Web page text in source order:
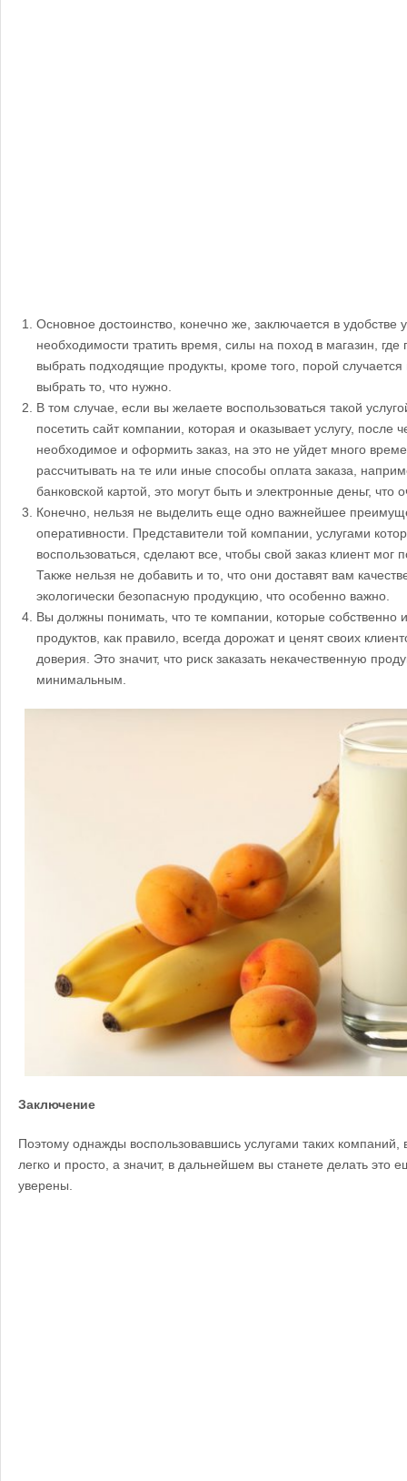
Основное достоинство, конечно же, заключается в удобстве
необходимости тратить время, силы на поход в магазин, где
выбрать подходящие продукты, кроме того, порой случается
выбрать то, что нужно.
В том случае, если вы желаете воспользоваться такой
посетить сайт компании, которая и оказывает услугу, после
необходимое и оформить заказ, на это не уйдет много
рассчитывать на те или иные способы оплата заказа,
банковской картой, это могут быть и электронные деньг, что
Конечно, нельзя не выделить еще одно важнейшее
оперативности. Представители той компании, услугами
воспользоваться, сделают все, чтобы свой заказ клиент мог
Также нельзя не добавить и то, что они доставят вам
экологически безопасную продукцию, что особенно важно.
Вы должны понимать, что те компании, которые собственно
продуктов, как правило, всегда дорожат и ценят своих
доверия. Это значит, что риск заказать некачественную
минимальным.
Заключение
Поэтому однажды воспользовавшись услугами таких компаний,
легко и просто, а значит, в дальнейшем вы станете делать это
уверены.